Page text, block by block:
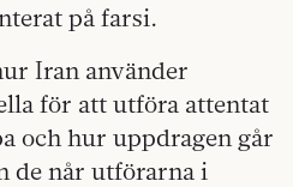
på farsi.
Iran använder
för att utföra attentat
och hur uppdragen går
de når utförarna i